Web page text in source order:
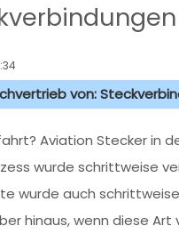
von:
Aviation Stecker in
wurde schrittweise
wurde auch
hinaus, wenn diese